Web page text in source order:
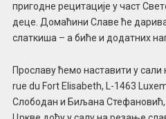
пригодне рецитације у част
деце. Домаћини Славе ће
слаткиша – а биће и додатних
Прославу ћемо наставити у
rue du Fort Elisabeth, L-1463
Слободан и Биљана Стефановић,